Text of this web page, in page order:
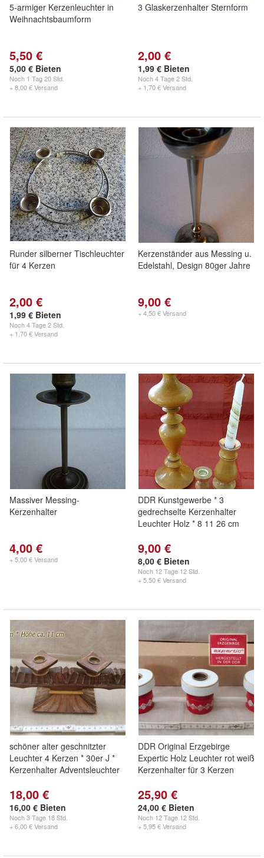
5-armiger Kerzenleuchter in
Weihnachtsbaumform
5,50 €
5,00 € Bieten
Noch 1 Tag 20 Std.
+ 8,00 € Versand
3 Glaskerzenhalter Sternform
2,00 €
1,99 € Bieten
Noch4 Tage 2 Std.
+ 1,70 € Versand
Runder silberner Tischleuchter
für 4 Kerzen
2,00 €
1,99 € Bieten
Noch4 Tage 2 Std.
+ 1,70 € Versand
Kerzenständer aus Messing u.
Edelstahl, Design 80ger Jahre
9,00 €
+ 4,50 € Versand
Massiver Messing-
Kerzenhalter
4,00 €
+ 5,00 € Versand
DDR Kunstgewerbe * 3
gedrechselte Kerzenhalter
Leuchter Holz * 8 11 26 cm
9,00 €
8,00 € Bieten
Noch 12 Tage 12 Std.
+ 5,50 € Versand
schöner alter geschnitzter
Leuchter 4 Kerzen * 30er J *
Kerzenhalter Adventsleuchter
18,00 €
16,00 € Bieten
Noch3 Tage 18 Std.
+ 6,00 € Versand
DDR Original Erzgebirge
Expertic Holz Leuchter rot weiß
Kerzenhalter für 3 Kerzen
25,90 €
24,00 € Bieten
Noch 12 Tage 12 Std.
+ 5,95 € Versand